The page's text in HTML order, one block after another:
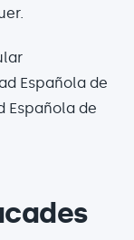
Española de
Española de